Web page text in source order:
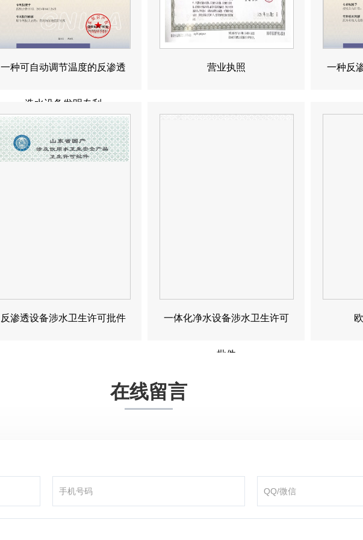
一种可自动调节温度的反渗透
造水设备发明专利
营业执照 一种反
反渗透设备涉水卫生许可批件 一体化净水设备涉水卫生许可
批件
在线留言